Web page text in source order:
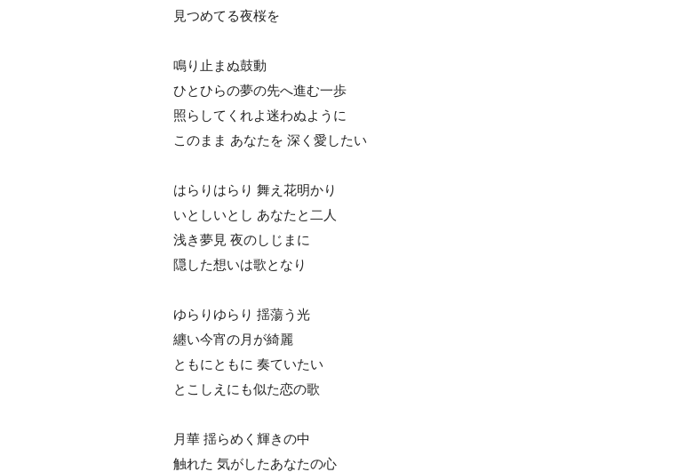
見つめてる夜桜を
鳴り止まぬ鼓動
ひとひらの夢の先へ進む一歩
照らしてくれよ迷わぬように
このまま あなたを 深く愛したい
はらりはらり 舞え花明かり
いとしいとし あなたと二人
浅き夢見 夜のしじまに
隠した想いは歌となり
ゆらりゆらり 揺蕩う光
纏い今宵の月が綺麗
ともにともに 奏ていたい
とこしえにも似た恋の歌
月華 揺らめく輝きの中
触れた 気がしたあなたの心